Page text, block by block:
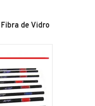
de Vidro